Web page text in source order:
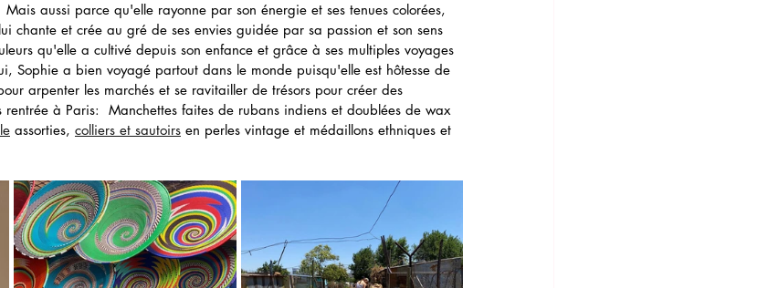
aussi parce qu'elle rayonne par son énergie et ses tenues colorées,
chante et crée au gré de ses envies guidée par sa passion et son sens
qu'elle a cultivé depuis son enfance et grâce à ses multiples voyages
Sophie a bien voyagé partout dans le monde puisqu'elle est hôtesse de
arpenter les marchés et se ravitailler de trésors pour créer des
rentrée à Paris:  Manchettes faites de rubans indiens et doublées de wax
assorties, colliers et sautoirs en perles vintage et médaillons ethniques et